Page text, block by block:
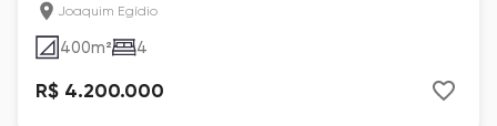
Joaquim Egídio
400m² 4
R$ 4.200.000